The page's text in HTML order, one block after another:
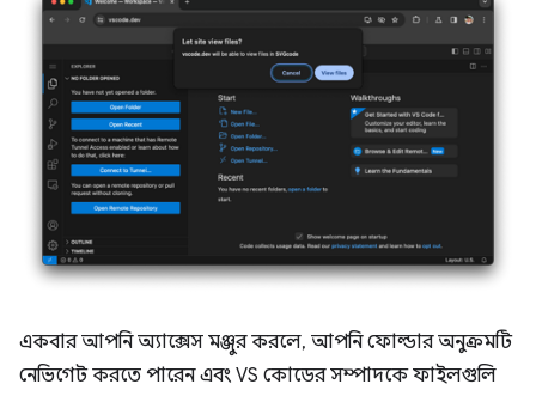
একবার আপনি অ্যাক্সেস মঞ্জুর করলে, আপনি ফোল্ডার অনুক্রমটি
নেভিগেট করতে পারেন এবং VS কোডের সম্পাদকে ফাইলগুলি